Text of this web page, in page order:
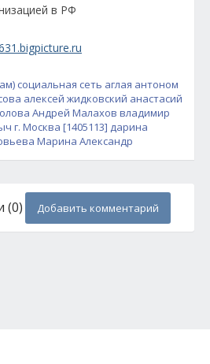
в РФ
социальная сеть аглая антоном
алексей жидковский анастасий
Андрей Малахов владимир
г. Москва [1405113] дарина
Марина Александр
(0) Добавить комментарий